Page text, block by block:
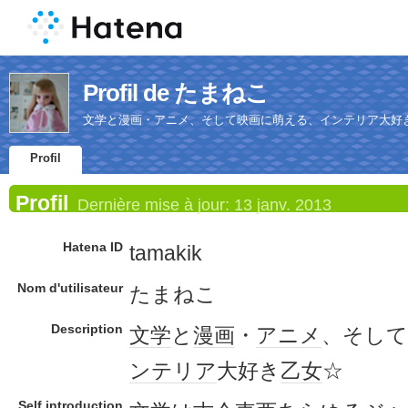
Profil de たまねこ
文学と漫画・アニメ、そして映画に萌える、インテリア大
Profil
Profil Dernière mise à jour: 13 janv. 2013
Hatena ID tamakik
Nom d'utilisateur たまねこ
Description 文学と 漫画 ・ アニメ 、そして
ンテリア大好き 乙女☆